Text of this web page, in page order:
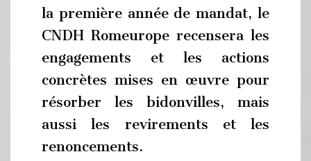
la première année de mandat, le
CNDH Romeurope recensera les
engagements et les actions
concrètes mises en œuvre pour
résorber les bidonvilles, mais
aussi les revirements et les
renoncements.